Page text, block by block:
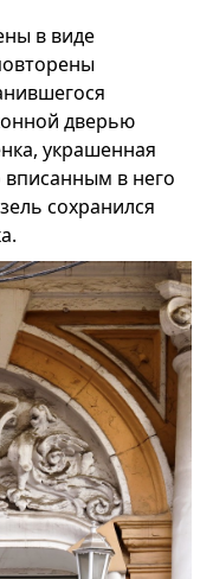
в виде
дверью
украшенная
в него
сохранился